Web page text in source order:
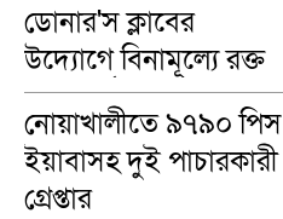
ডোনার'স ক্লাবের
উদ্যোগে বিনামূল্যে রক্ত
গ্রুপ নির্ণয়
নোয়াখালীতে ৯৭৯০ পিস
ইয়াবাসহ দুই পাচারকারী
গ্রেপ্তার